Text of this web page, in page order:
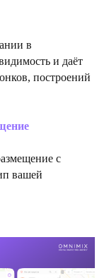
в
и даёт
построений
с
вашей